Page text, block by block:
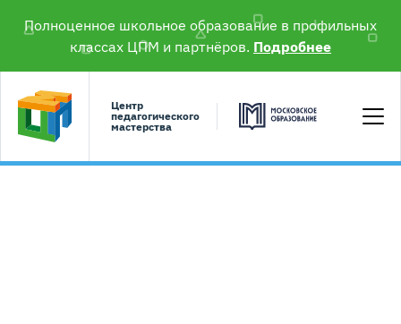
Полноценное школьное образование в профильных
классах ЦПМ и партнёров. Подробнее
Центр
педагогического
мастерства